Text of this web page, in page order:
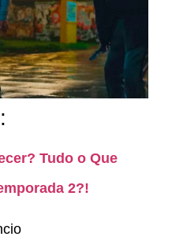
Tudo o Que
2?!